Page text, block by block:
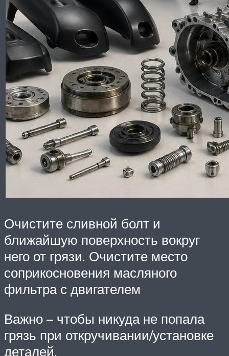
Очистите сливной болт и
ближайшую поверхность вокруг
него от грязи. Очистите место
соприкосновения масляного
фильтра с двигателем
Важно – чтобы никуда не попала
грязь при откручивании/установке
деталей.